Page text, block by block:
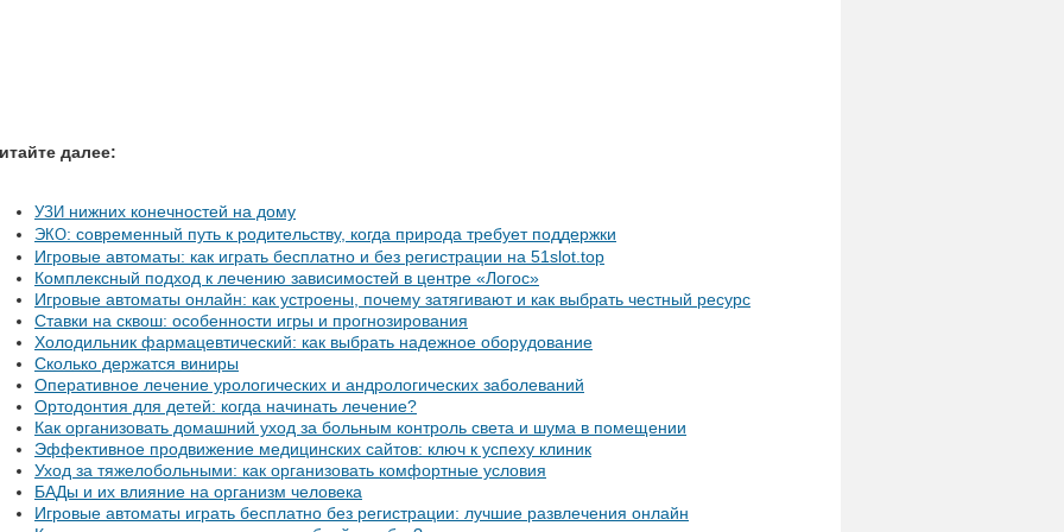
далее:
УЗИ нижних конечностей на дому
ЭКО: современный путь к родительству, когда природа требует поддержки
Игровые автоматы: как играть бесплатно и без регистрации на 51slot.top
Комплексный подход к лечению зависимостей в центре «Логос»
Игровые автоматы онлайн: как устроены, почему затягивают и как выбрать честный ресурс
Ставки на сквош: особенности игры и прогнозирования
Холодильник фармацевтический: как выбрать надежное оборудование
Сколько держатся виниры
Оперативное лечение урологических и андрологических заболеваний
Ортодонтия для детей: когда начинать лечение?
Как организовать домашний уход за больным контроль света и шума в помещении
Эффективное продвижение медицинских сайтов: ключ к успеху клиник
Уход за тяжелобольными: как организовать комфортные условия
БАДы и их влияние на организм человека
Игровые автоматы играть бесплатно без регистрации: лучшие развлечения онлайн